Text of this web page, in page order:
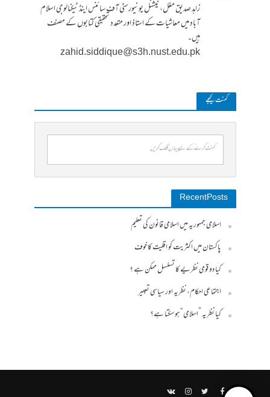
زاہد صدیق مغل، نیشنل یونیورسٹی آف سائنس اینڈ ٹیکنالوجی اسلام
آباد میں معاشیات کے استاذ اور متعدد تحقیقی کتابوں کے مصنف
ہیں۔
zahid.siddique@s3h.nust.edu.pk
کمنت کیجے
کمنٹ کرنے کے لیے یہاں کلک کریں
Recent Posts
اسلامی جمہوریہ میں اسلامی قانون کی تعلیم
پاکستان میں اکثریت کو اقلیت کا خوف
کیا دو قومی نظریے کا تسلسل ممکن ہے ؟
اجتماعی احکام، نظریہ اور سیاسی تعبیر
کیا نظریہ ”اسلامی“ ہو سکتا ہے؟